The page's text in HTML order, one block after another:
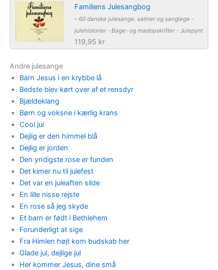
Familiens Julesangbog
– 60 danske julesange, salmer og sanglege -
julehistorier - Bage- og madopskrifter - Julepynt
119,95 kr
Andre julesange
Barn Jesus i en krybbe lå
Bedste blev kørt over af et rensdyr
Bjældeklang
Børn og voksne i kærlig krans
Cool jul
Dejlig er den himmel blå
Dejlig er jorden
Den yndigste rose er funden
Det kimer nu til julefest
Det var en juleaften silde
En lille nisse rejste
En rose så jeg skyde
Et barn er født i Bethlehem
Forunderligt at sige
Fra Himlen højt kom budskab her
Glade jul, dejlige jul
Her kommer Jesus, dine små